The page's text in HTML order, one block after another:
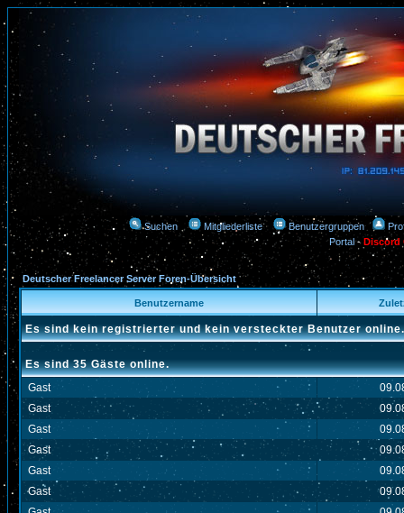
Suchen Mitgliederliste Benutzergruppen
Portal-Discord
Deutscher Freelancer Server Foren-Übersicht
Benutzername
Es sind kein registrierter und kein versteckter Benutzer online.
Es sind 35 Gäste online.
Gast
Gast
Gast
Gast
Gast
Gast